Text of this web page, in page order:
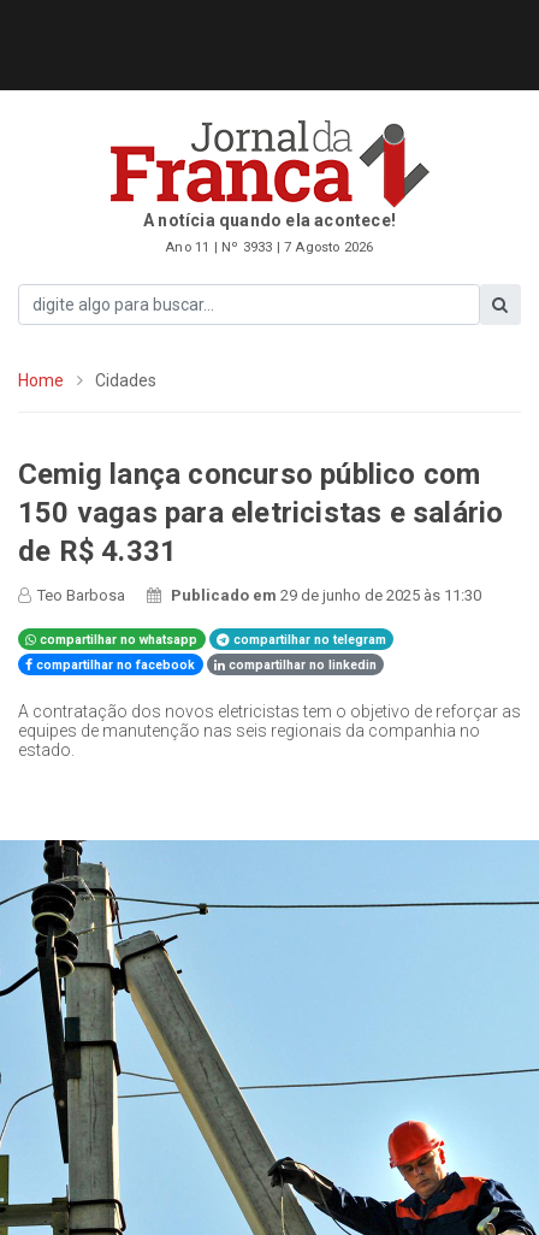
A notícia quando ela acontece!
Ano 11 | Nº 3933 | 7 Agosto 2026
Home Cidades
Cemig lança concurso público com
150 vagas para eletricistas e salário
de R$ 4.331
Teo Barbosa Publicado em29 de junho de 2025 às 11:30
compartilhar no whatsapp
compartilhar no telegram
compartilhar no facebook
compartilhar no linkedin
A contratação dos novos eletricistas tem o objetivo de reforçar as
equipes de manutenção nas seis regionais da companhia no
estado.